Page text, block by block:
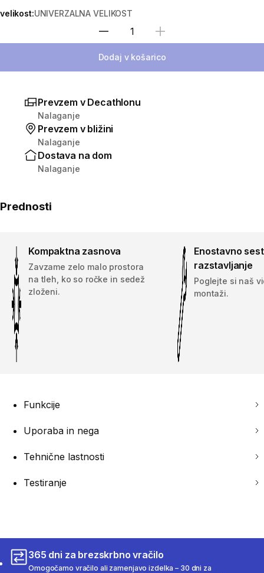
velikost:UNIVERZALNA VELIKOST
Izberite količino
Dodaj v košarico
Prevzem v Decathlonu
Nalaganje
Prevzem v bližini
Nalaganje
Dostava na dom
Nalaganje
Prednosti
Kompaktna zasnova
Zavzame zelo malo prostora
na tleh, ko so ročke in sedež
zloženi.
Enostavno
razstavljanje
Poglejte si naš
montaži.
Funkcije
Uporaba in nega
Tehnične lastnosti
Testiranje
365 dni za brezskrbno vračilo
Omogočamo vračilo ali zamenjavo izdelka – 30 dni za